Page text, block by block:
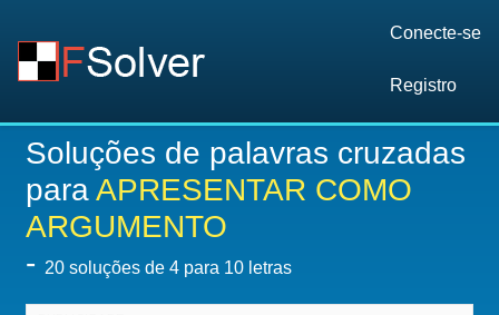
Conecte-se
Registro
Soluções de palavras cruzadas
paraAPRESENTAR COMO
ARGUMENTO
- 20 soluções de 4 para 10 letras